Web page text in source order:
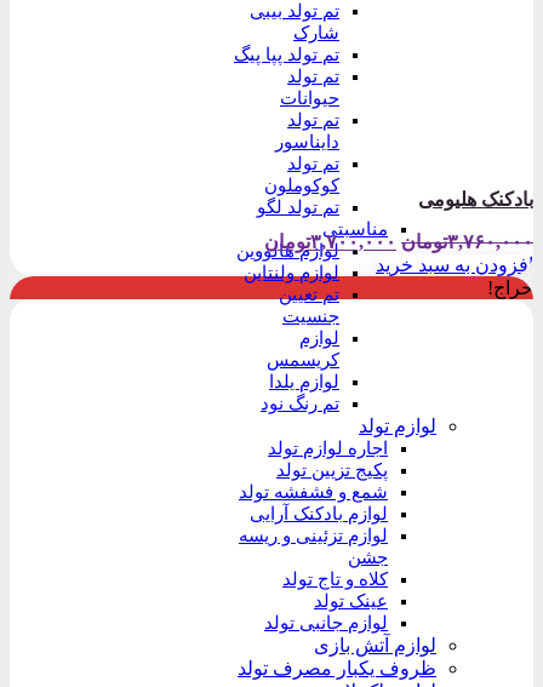
تم تولد بیبی
شارک
تم تولد پپا پیگ
تم تولد
حیوانات
تم تولد
دایناسور
تم تولد
کوکوملون
تم تولد لگو
مناسبتی
لوازم هالووین
لوازم ولنتاین
تم تعیین
جنسیت
لوازم
کریسمس
لوازم یلدا
تم رنگ نود
لوازم تولد
اجاره لوازم تولد
پکیج تزیین تولد
شمع و فشفشه تولد
لوازم بادکنک آرایی
لوازم تزئینی و ریسه
جشن
کلاه و تاج تولد
عینک تولد
لوازم جانبی تولد
لوازم آتش بازی
ظروف یکبار مصرف تولد
بادکنک هلیومی
۳,۷۶۰,۰۰۰تومان قیمت
اصلی:
۳,۷۶۰,۰۰۰تومان
۳,۷۰۰,۰۰۰تومان
فعلی:
۳,۷۰۰,۰۰۰تومان.
افزودن به سبد خرید
حراج!